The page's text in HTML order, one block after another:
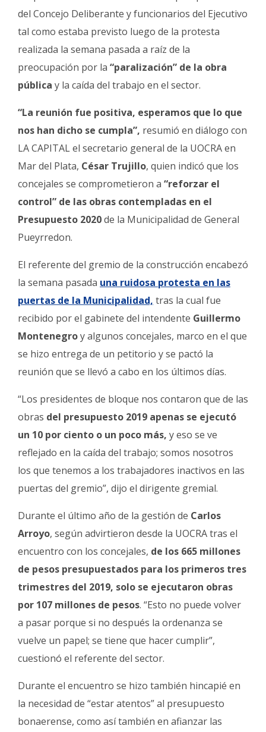
del Concejo Deliberante y funcionarios del Ejecutivo
tal como estaba previsto luego de la protesta
realizada la semana pasada a raíz de la
preocupación por la “paralización” de la obra
pública y la caída del trabajo en el sector.
“La reunión fue positiva, esperamos que lo que
nos han dicho se cumpla”, resumió en diálogo con
LA CAPITAL el secretario general de la UOCRA en
Mar del Plata, César Trujillo, quien indicó que los
concejales se comprometieron a “reforzar el
control” de las obras contempladas en el
Presupuesto 2020de la Municipalidad de General
Pueyrredon.
El referente del gremio de la construcción encabezó
la semana pasada una ruidosa protesta en las
puertas de la Municipalidad, tras la cual fue
recibido por el gabinete del intendente Guillermo
Montenegroy algunos concejales, marco en el que
se hizo entrega de un petitorio y se pactó la
reunión que se llevó a cabo en los últimos días.
“Los presidentes de bloque nos contaron que de las
obras del presupuesto 2019 apenas se ejecutó
un 10 por ciento o un poco más, y eso se ve
reflejado en la caída del trabajo; somos nosotros
los que tenemos a los trabajadores inactivos en las
puertas del gremio”, dijo el dirigente gremial.
Durante el último año de la gestión de Carlos
Arroyo, según advirtieron desde la UOCRA tras el
encuentro con los concejales, de los 665 millones
de pesos presupuestados para los primeros tres
trimestres del 2019, solo se ejecutaron obras
por 107 millones de pesos. “Esto no puede volver
a pasar porque si no después la ordenanza se
vuelve un papel; se tiene que hacer cumplir”,
cuestionó el referente del sector.
Durante el encuentro se hizo también hincapié en
la necesidad de “estar atentos” al presupuesto
bonaerense, como así también en afianzar las